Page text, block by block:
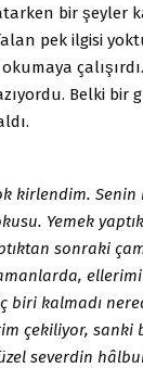
bir şeyler
pek ilgisi
Belki bir
kirlendim. Senin
Yemek
sonraki
biri kalmadı
çekiliyor, sanki
severdin